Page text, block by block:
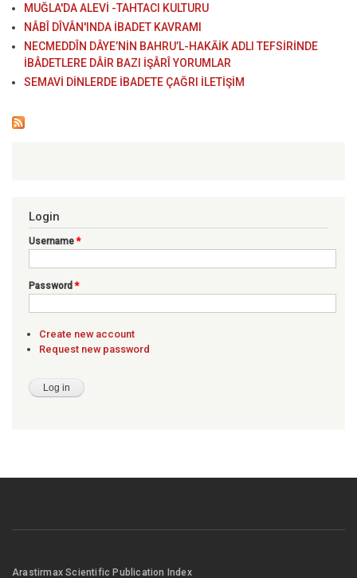
MUĞLA'DA ALEVİ -TAHTACI KULTURU
NÂBÎ DÎVÂN'INDA İBADET KAVRAMI
NECMEDDÎN DÂYE’NİN BAHRU’L-HAKĀİK ADLI TEFSİRİNDE
İBÂDETLERE DÂİR BAZI İŞÂRÎ YORUMLAR
SEMAVİ DİNLERDE İBADETE ÇAĞRI İLETİŞİM
Login
Username*
Password*
Create new account
Request new password
Arastirmax Scientific Publication Index